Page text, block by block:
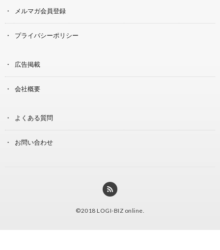
メルマガ会員登録
プライバシーポリシー
広告掲載
会社概要
よくある質問
お問い合わせ
©2018 LOGI-BIZ online.